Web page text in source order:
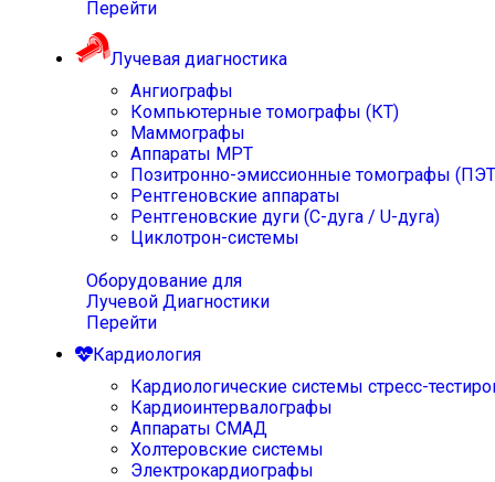
Перейти
Лучевая диагностика
Ангиографы
Компьютерные томографы (КТ)
Маммографы
Аппараты МРТ
Позитронно-эмиссионные томографы
Рентгеновские аппараты
Рентгеновские дуги (С-дуга / U-дуга)
Циклотрон-системы
Оборудование для
Лучевой Диагностики
Перейти
Кардиология
Кардиологические системы стресс-
Кардиоинтервалографы
Аппараты СМАД
Холтеровские системы
Электрокардиографы